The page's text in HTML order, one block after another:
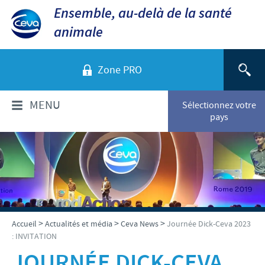
Ensemble, au-delà de la santé
animale
Zone PRO
Sélectionnez votre
pays
MENU
QUI SOMMES-NOUS?
Aperçu de la société
Ceva dans le monde
Ceva Santé Animale Tunisie
PRODUITS
Volailles
Ovins - Caprins
ACTUALITÉS ET MÉDIA
RESPONSABILITÉS
Accueil >Actualités et média>Ceva News>Journée Dick-Ceva 2023
: INVITATION